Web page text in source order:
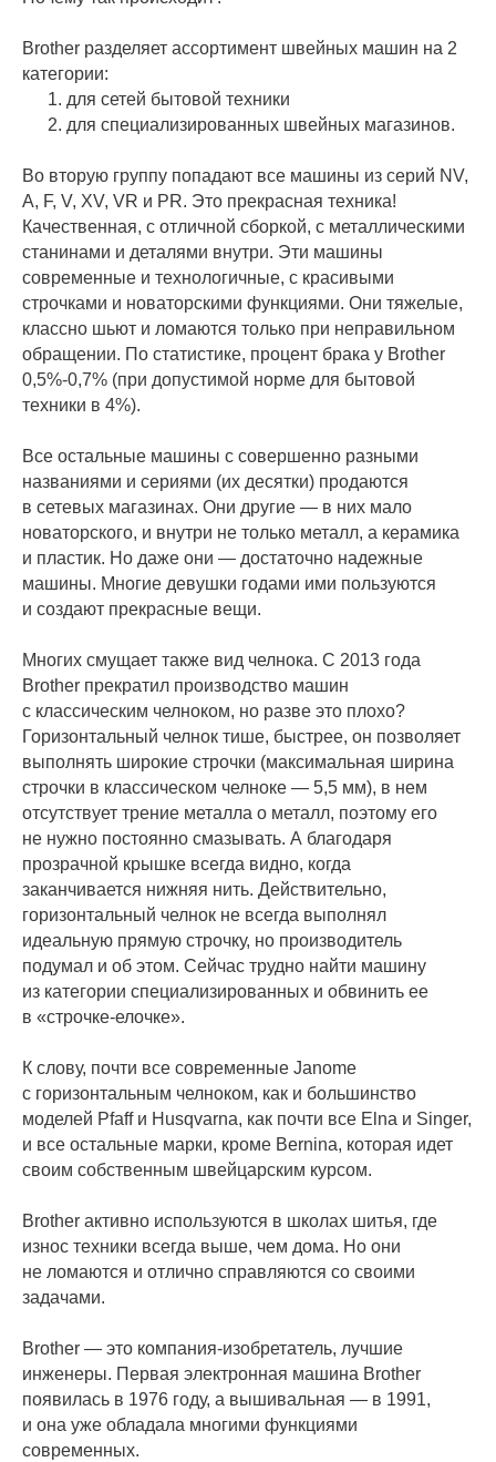
Brother разделяет ассортимент швейных машин на 2
категории:
для сетей бытовой техники
для специализированных швейных магазинов.
Во вторую группу попадают все машины из серий NV,
A, F, V, XV, VR и PR. Это прекрасная техника!
Качественная, с отличной сборкой, с металлическими
станинами и деталями внутри. Эти машины
современные и технологичные, с красивыми
строчками и новаторскими функциями. Они тяжелые,
классно шьют и ломаются только при неправильном
обращении. По статистике, процент брака у Brother
0,5%-0,7% (при допустимой норме для бытовой
техники в 4%).
Все остальные машины с совершенно разными
названиями и сериями (их десятки) продаются
в сетевых магазинах. Они другие — в них мало
новаторского, и внутри не только металл, а керамика
и пластик. Но даже они — достаточно надежные
машины. Многие девушки годами ими пользуются
и создают прекрасные вещи.
Многих смущает также вид челнока. С 2013 года
Brother прекратил производство машин
с классическим челноком, но разве это плохо?
Горизонтальный челнок тише, быстрее, он позволяет
выполнять широкие строчки (максимальная ширина
строчки в классическом челноке — 5,5 мм), в нем
отсутствует трение металла о металл, поэтому его
не нужно постоянно смазывать. А благодаря
прозрачной крышке всегда видно, когда
заканчивается нижняя нить. Действительно,
горизонтальный челнок не всегда выполнял
идеальную прямую строчку, но производитель
подумал и об этом. Сейчас трудно найти машину
из категории специализированных и обвинить ее
в «строчке-елочке».
К слову, почти все современные Janome
с горизонтальным челноком, как и большинство
моделей Pfaff и Husqvarna, как почти все Elna и Singer,
и все остальные марки, кроме Bernina, которая идет
своим собственным швейцарским курсом.
Brother активно используются в школах шитья, где
износ техники всегда выше, чем дома. Но они
не ломаются и отлично справляются со своими
задачами.
Brother — это компания-изобретатель, лучшие
инженеры. Первая электронная машина Brother
появилась в 1976 году, а вышивальная — в 1991,
и она уже обладала многими функциями
современных.